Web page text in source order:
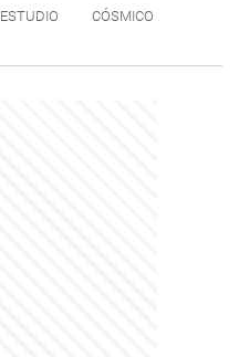
ESTUDIO
CÓSMICO